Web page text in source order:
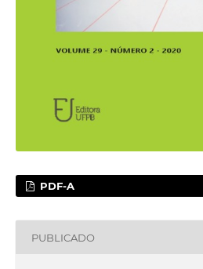
PDF-A
PUBLICADO